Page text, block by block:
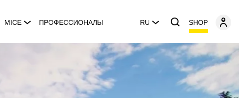
MICE ПРОФЕССИОНАЛЫ RU SHOP